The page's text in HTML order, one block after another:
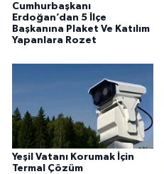
Cumhurbaşkanı
Erdoğan’dan 5 İlçe
Başkanına Plaket Ve Katılım
Yapanlara Rozet
Yeşil Vatanı Korumak İçin
Termal Çözüm